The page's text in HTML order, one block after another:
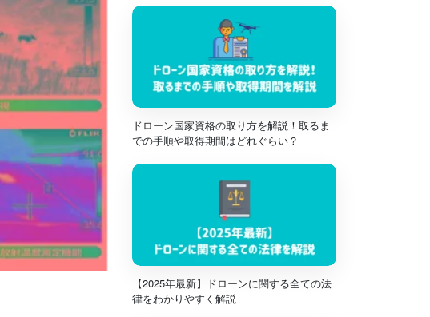
ドローン国家資格の取り方を解説！取るま
での手順や取得期間はどれぐらい？
【2025年最新】ドローンに関する全ての法
律をわかりやすく解説